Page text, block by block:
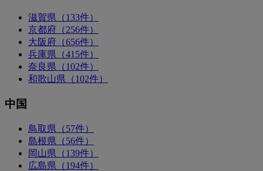
滋賀県（133件）
京都府（256件）
大阪府（656件）
兵庫県（415件）
奈良県（102件）
和歌山県（102件）
中国
鳥取県（57件）
島根県（56件）
岡山県（139件）
広島県（194件）